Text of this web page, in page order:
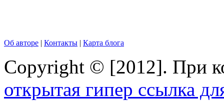
Об авторе | Контакты | Карта блога
Copyright © [2012]. При
открытая гипер ссылка